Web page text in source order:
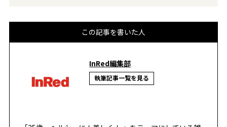
この記事を書いた人
InRed編集部
執筆記事一覧を見る